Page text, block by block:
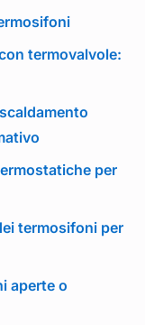
termovalvole:
per
termosifoni per
aperte o